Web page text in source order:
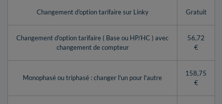
Changement d'option tarifaire sur Linky Gratuit
Changement d'option tarifaire ( Base ou HP/HC ) avec
changement de compteur
56,72
€
Monophasé ou triphasé : changer l'un pour l'autre
158,75
€